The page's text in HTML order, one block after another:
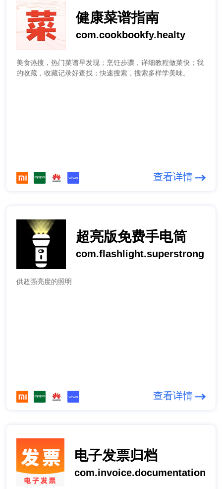
健康菜谱指南
com.cookbookfy.healty
美食热搜，热门菜谱早发现；烹饪步骤，详细教程做菜快；我
的收藏，收藏记录好查找；快速搜索，搜索多样学美味。
查看详情
超亮版免费手电筒
com.flashlight.superstrong
供超强亮度的照明
查看详情
电子发票归档
com.invoice.documentation